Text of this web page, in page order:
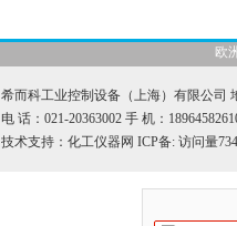
欧
希而科工业控制设备（上海）有限公司
电 话：021-20363002 手 机：
技术支持： 化工仪器网 ICP备: 访问量